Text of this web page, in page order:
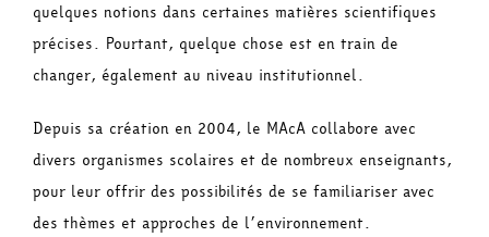
quelques notions dans certaines matières scientifiques
précises. Pourtant, quelque chose est en train de
changer, également au niveau institutionnel.
Depuis sa création en 2004, le MAcA collabore avec
divers organismes scolaires et de nombreux enseignants,
pour leur offrir des possibilités de se familiariser avec
des thèmes et approches de l’environnement.